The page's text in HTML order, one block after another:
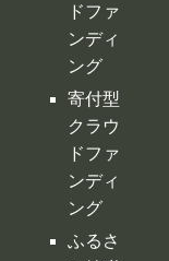
ドファ
ンディ
ング
寄付型
クラウ
ドファ
ンディ
ング
ふるさ